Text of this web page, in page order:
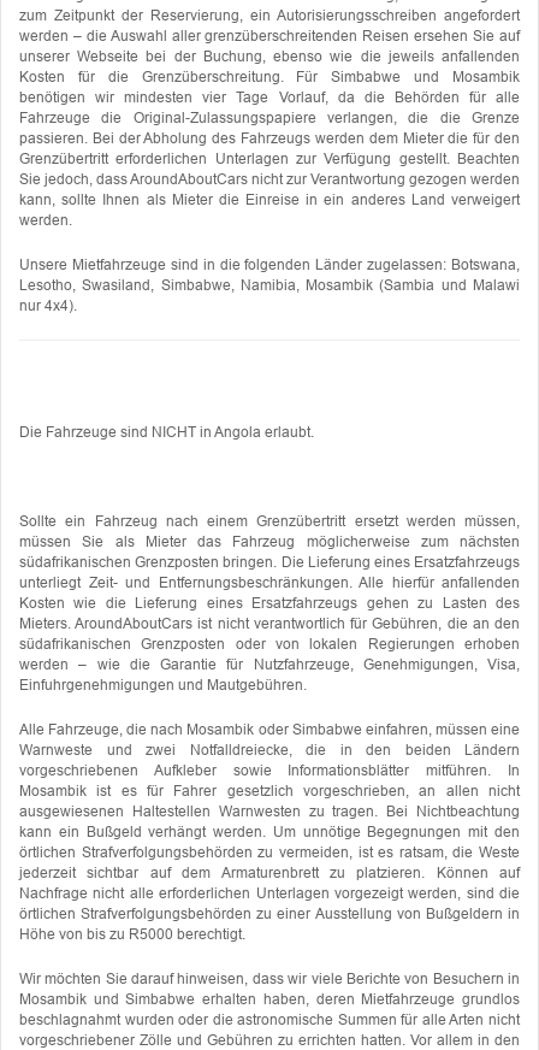
zum Zeitpunkt der Reservierung, ein Autorisierungsschreiben angefordert
werden – die Auswahl aller grenzüberschreitenden Reisen ersehen Sie auf
unserer Webseite bei der Buchung, ebenso wie die jeweils anfallenden
Kosten für die Grenzüberschreitung. Für Simbabwe und Mosambik
benötigen wir mindesten vier Tage Vorlauf, da die Behörden für alle
Fahrzeuge die Original-Zulassungspapiere verlangen, die die Grenze
passieren. Bei der Abholung des Fahrzeugs werden dem Mieter die für den
Grenzübertritt erforderlichen Unterlagen zur Verfügung gestellt. Beachten
Sie jedoch, dass AroundAboutCars nicht zur Verantwortung gezogen werden
kann, sollte Ihnen als Mieter die Einreise in ein anderes Land verweigert
werden.
Unsere Mietfahrzeuge sind in die folgenden Länder zugelassen: Botswana,
Lesotho, Swasiland, Simbabwe, Namibia, Mosambik (Sambia und Malawi
nur 4x4).
Die Fahrzeuge sind NICHT in Angola erlaubt.
Sollte ein Fahrzeug nach einem Grenzübertritt ersetzt werden müssen,
müssen Sie als Mieter das Fahrzeug möglicherweise zum nächsten
südafrikanischen Grenzposten bringen. Die Lieferung eines Ersatzfahrzeugs
unterliegt Zeit- und Entfernungsbeschränkungen. Alle hierfür anfallenden
Kosten wie die Lieferung eines Ersatzfahrzeugs gehen zu Lasten des
Mieters. AroundAboutCars ist nicht verantwortlich für Gebühren, die an den
südafrikanischen Grenzposten oder von lokalen Regierungen erhoben
werden – wie die Garantie für Nutzfahrzeuge, Genehmigungen, Visa,
Einfuhrgenehmigungen und Mautgebühren.
Alle Fahrzeuge, die nach Mosambik oder Simbabwe einfahren, müssen eine
Warnweste und zwei Notfalldreiecke, die in den beiden Ländern
vorgeschriebenen Aufkleber sowie Informationsblätter mitführen. In
Mosambik ist es für Fahrer gesetzlich vorgeschrieben, an allen nicht
ausgewiesenen Haltestellen Warnwesten zu tragen. Bei Nichtbeachtung
kann ein Bußgeld verhängt werden. Um unnötige Begegnungen mit den
örtlichen Strafverfolgungsbehörden zu vermeiden, ist es ratsam, die Weste
jederzeit sichtbar auf dem Armaturenbrett zu platzieren. Können auf
Nachfrage nicht alle erforderlichen Unterlagen vorgezeigt werden, sind die
örtlichen Strafverfolgungsbehörden zu einer Ausstellung von Bußgeldern in
Höhe von bis zu R5000 berechtigt.
Wir möchten Sie darauf hinweisen, dass wir viele Berichte von Besuchern in
Mosambik und Simbabwe erhalten haben, deren Mietfahrzeuge grundlos
beschlagnahmt wurden oder die astronomische Summen für alle Arten nicht
vorgeschriebener Zölle und Gebühren zu errichten hatten. Vor allem in den